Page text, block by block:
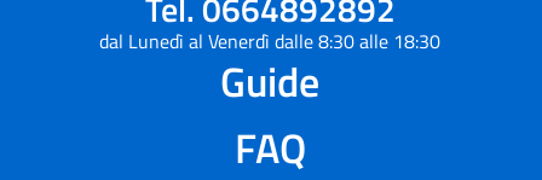
dal Lunedì al Venerdì dalle 8:30 alle 18:30
Guide
FAQ